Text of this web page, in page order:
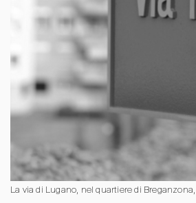
La via di Lugano, nel quartiere di